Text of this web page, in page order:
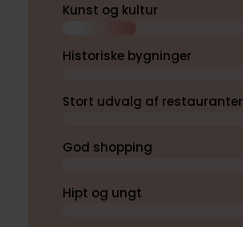
Kunst og kultur
Historiske bygninger
Stort udvalg af restauranter
God shopping
Hipt og ungt